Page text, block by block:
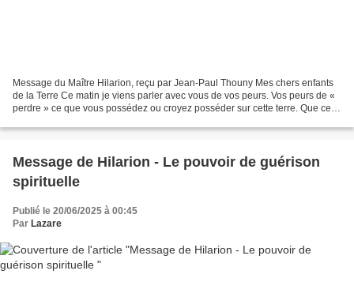
Message du Maître Hilarion, reçu par Jean-Paul Thouny Mes chers enfants
de la Terre Ce matin je viens parler avec vous de vos peurs. Vos peurs de «
perdre » ce que vous possédez ou croyez posséder sur cette terre. Que ce
Message de Hilarion - Le pouvoir de guérison
spirituelle
Publié le 20/06/2025 à 00:45
Par Lazare